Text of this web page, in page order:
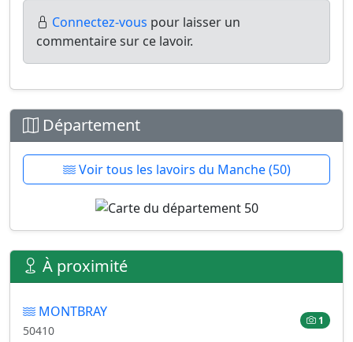
Connectez-vous pour laisser un
commentaire sur ce lavoir.
Département
Voir tous les lavoirs du Manche (50)
À proximité
MONTBRAY
50410
1